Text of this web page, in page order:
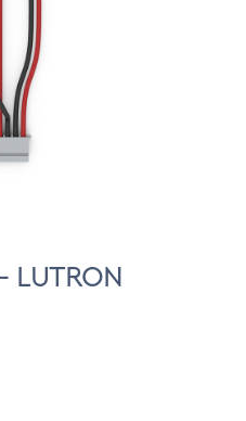
LUTRON